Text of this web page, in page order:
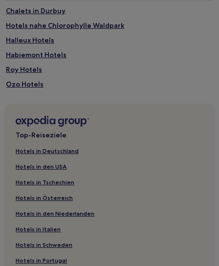
Chalets in Durbuy
Hotels nahe Chlorophylle Waldpark
Halleux Hotels
Habiemont Hotels
Roy Hotels
Ozo Hotels
Bande Hotels
Beausaint Hotels
Rendeux Hotels
Beausaint Hotels
Hotels nahe Domaine provincial de Chevetogne
Hotels nahe Kirche Saint-Pierre de Xhignesse
Hotels nahe Golf Durbuy
Maffe Hotels
Top-Reiseziele
Hotels in Deutschland
Hotels in den USA
Hotels in Tschechien
Hotels in Österreich
Hotels in den Niederlanden
Hotels in Italien
Hotels in Schweden
Hotels in Portugal